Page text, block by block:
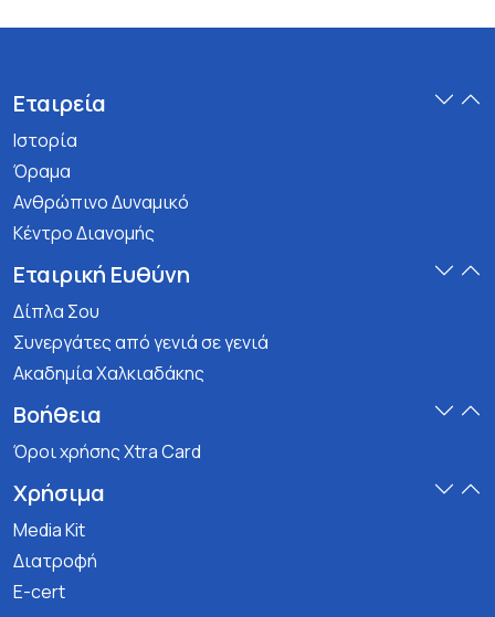
Εταιρεία
Ιστορία
Όραμα
Ανθρώπινο Δυναμικό
Κέντρο Διανομής
Εταιρική Ευθύνη
Δίπλα Σου
Συνεργάτες από γενιά σε γενιά
Ακαδημία Χαλκιαδάκης
Βοήθεια
Όροι χρήσης Xtra Card
Χρήσιμα
Media Kit
Διατροφή
E-cert